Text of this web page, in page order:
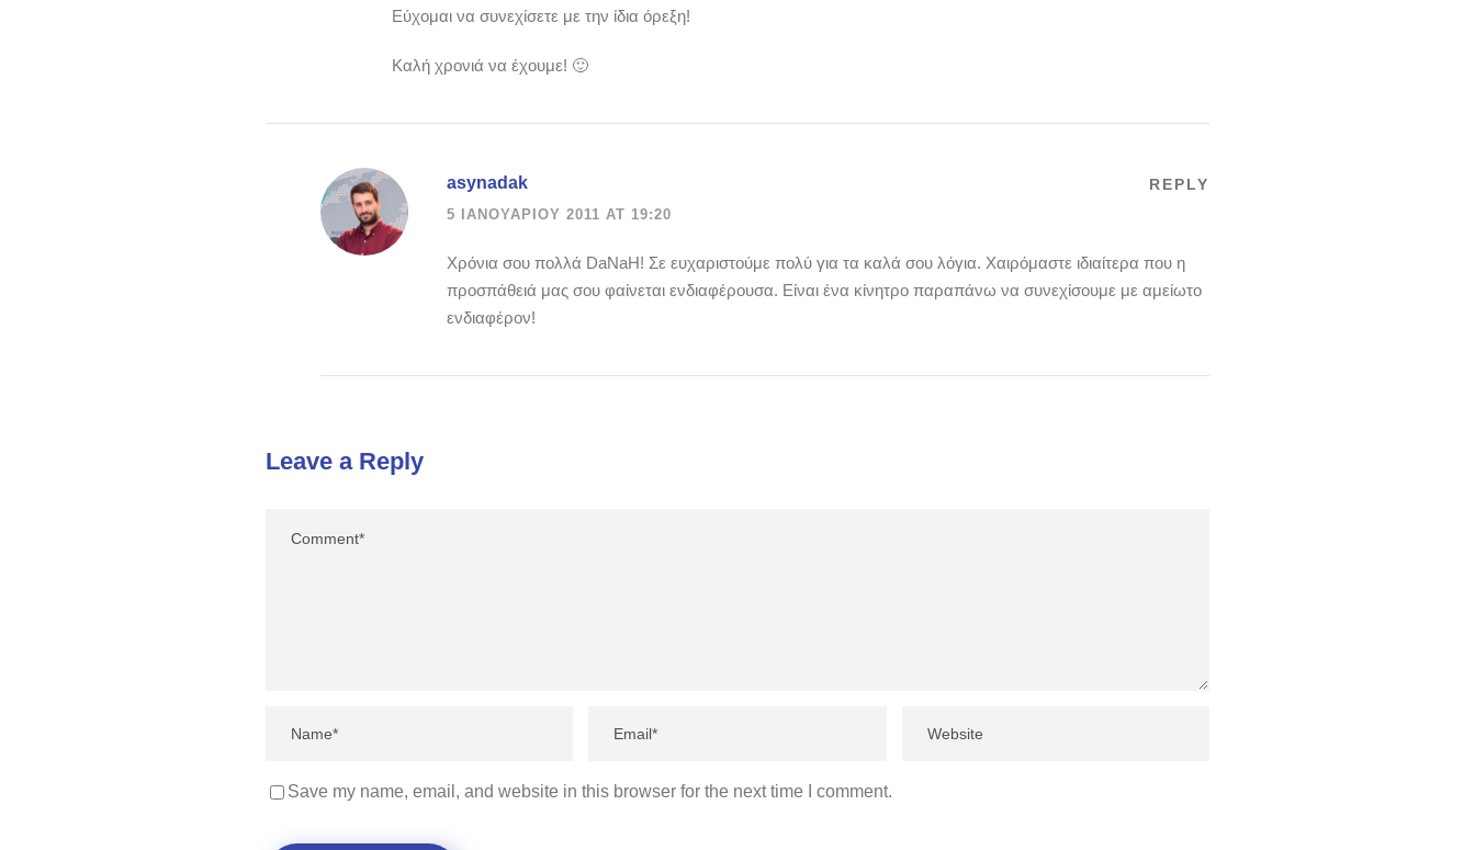
Εύχομαι να συνεχίσετε με την ίδια όρεξη!
Καλή χρονιά να έχουμε! 🙂
asynadak
5 ΙΑΝΟΥΑΡΊΟΥ 2011 AT 19:20
REPLY
Χρόνια σου πολλά DaNaH! Σε ευχαριστούμε πολύ για τα καλά σου λόγια. Χαιρόμαστε ιδιαίτερα που η
προσπάθειά μας σου φαίνεται ενδιαφέρουσα. Είναι ένα κίνητρο παραπάνω να συνεχίσουμε με αμείωτο
ενδιαφέρον!
Leave a Reply
Save my name, email, and website in this browser for the next time I comment.